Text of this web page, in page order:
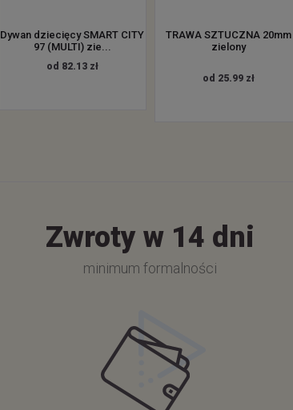
Dywan dziecięcy SMART CITY
97 (MULTI) zie...
od 82.13 zł
TRAWA SZTUCZNA 20mm
zielony
od 25.99 zł
Zwroty w 14 dni
minimum formalności